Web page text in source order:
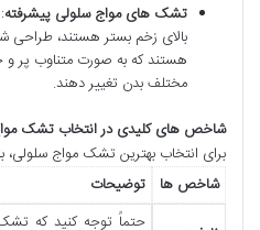
تشک های مواج سلولی پیشرفته
بالای زخم بستر هستند، طراحی
هستند که به صورت متناوب پر و
مختلف بدن تغییر دهند.
شاخص های کلیدی در انتخاب تشک
برای انتخاب بهترین تشک مواج
شاخص ها
توضیحات
حتماً توجه کنید که